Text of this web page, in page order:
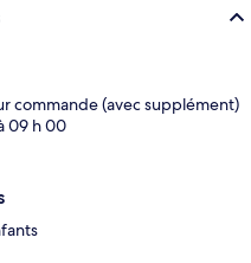
commande (avec supplément)
09 h 00